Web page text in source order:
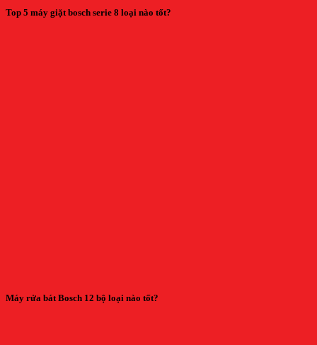
Top 5 máy giặt bosch serie 8 loại nào tốt?
Máy rửa bát Bosch 12 bộ loại nào tốt?